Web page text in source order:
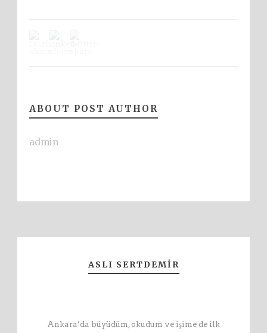
ABOUT POST AUTHOR
admin
ASLI SERTDEMIR
Ankara’da büyüdüm, okudum ve işime de ilk